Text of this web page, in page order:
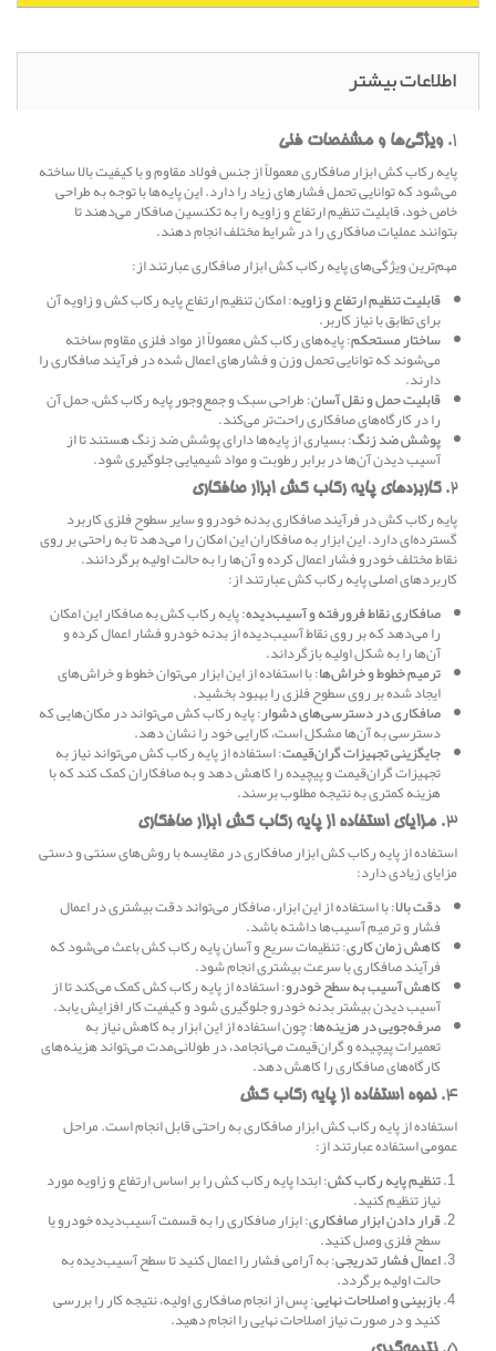
اطلاعات بیشتر
1. ویژگی‌ها و مشخصات فنی
پایه رکاب کش ابزار صافکاری معمولاً از جنس فولاد مقاوم و با کیفیت بالا ساخته
می‌شود که توانایی تحمل فشارهای زیاد را دارد. این پایه‌ها با توجه به طراحی
خاص خود، قابلیت تنظیم ارتفاع و زاویه را به تکنسین صافکار می‌دهند تا
بتوانند عملیات صافکاری را در شرایط مختلف انجام دهند.
مهم‌ترین ویژگی‌های پایه رکاب کش ابزار صافکاری عبارتند از:
قابلیت تنظیم ارتفاع و زاویه: امکان تنظیم ارتفاع پایه رکاب کش و زاویه آن
برای تطابق با نیاز کاربر.
ساختار مستحکم: پایه‌های رکاب کش معمولاً از مواد فلزی مقاوم ساخته
می‌شوند که توانایی تحمل وزن و فشارهای اعمال شده در فرآیند صافکاری را
دارند.
قابلیت حمل و نقل آسان: طراحی سبک و جمع‌وجور پایه رکاب کش، حمل آن
را در کارگاه‌های صافکاری راحت‌تر می‌کند.
پوشش ضد زنگ: بسیاری از پایه‌ها دارای پوشش ضد زنگ هستند تا از
آسیب دیدن آن‌ها در برابر رطوبت و مواد شیمیایی جلوگیری شود.
2. کاربردهای پایه رکاب کش ابزار صافکاری
پایه رکاب کش در فرآیند صافکاری بدنه خودرو و سایر سطوح فلزی کاربرد
گسترده‌ای دارد. این ابزار به صافکاران این امکان را می‌دهد تا به راحتی بر روی
نقاط مختلف خودرو فشار اعمال کرده و آن‌ها را به حالت اولیه برگردانند.
کاربردهای اصلی پایه رکاب کش عبارتند از:
صافکاری نقاط فرورفته و آسیب‌دیده: پایه رکاب کش به صافکار این امکان
را می‌دهد که بر روی نقاط آسیب‌دیده از بدنه خودرو فشار اعمال کرده و
آن‌ها را به شکل اولیه بازگرداند.
ترمیم خطوط و خراش‌ها: با استفاده از این ابزار می‌توان خطوط و خراش‌های
ایجاد شده بر روی سطوح فلزی را بهبود بخشید.
صافکاری در دسترسی‌های دشوار: پایه رکاب کش می‌تواند در مکان‌هایی که
دسترسی به آن‌ها مشکل است، کارایی خود را نشان دهد.
جایگزینی تجهیزات گران‌قیمت: استفاده از پایه رکاب کش می‌تواند نیاز به
تجهیزات گران‌قیمت و پیچیده را کاهش دهد و به صافکاران کمک کند که با
هزینه کمتری به نتیجه مطلوب برسند.
3. مزایای استفاده از پایه رکاب کش ابزار صافکاری
استفاده از پایه رکاب کش ابزار صافکاری در مقایسه با روش‌های سنتی و دستی
مزایای زیادی دارد:
دقت بالا: با استفاده از این ابزار، صافکار می‌تواند دقت بیشتری در اعمال
فشار و ترمیم آسیب‌ها داشته باشد.
کاهش زمان کاری: تنظیمات سریع و آسان پایه رکاب کش باعث می‌شود که
فرآیند صافکاری با سرعت بیشتری انجام شود.
کاهش آسیب به سطح خودرو: استفاده از پایه رکاب کش کمک می‌کند تا از
آسیب دیدن بیشتر بدنه خودرو جلوگیری شود و کیفیت کار افزایش یابد.
صرفه‌جویی در هزینه‌ها: چون استفاده از این ابزار به کاهش نیاز به
تعمیرات پیچیده و گران‌قیمت می‌انجامد، در طولانی‌مدت می‌تواند هزینه‌های
کارگاه‌های صافکاری را کاهش دهد.
4. نحوه استفاده از پایه رکاب کش
استفاده از پایه رکاب کش ابزار صافکاری به راحتی قابل انجام است. مراحل
عمومی استفاده عبارتند از:
تنظیم پایه رکاب کش: ابتدا پایه رکاب کش را بر اساس ارتفاع و زاویه مورد
نیاز تنظیم کنید.
قرار دادن ابزار صافکاری: ابزار صافکاری را به قسمت آسیب‌دیده خودرو یا
سطح فلزی وصل کنید.
اعمال فشار تدریجی: به آرامی فشار را اعمال کنید تا سطح آسیب‌دیده به
حالت اولیه برگردد.
بازبینی و اصلاحات نهایی: پس از انجام صافکاری اولیه، نتیجه کار را بررسی
کنید و در صورت نیاز اصلاحات نهایی را انجام دهید.